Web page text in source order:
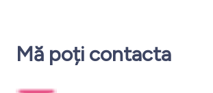
Mă poți contacta